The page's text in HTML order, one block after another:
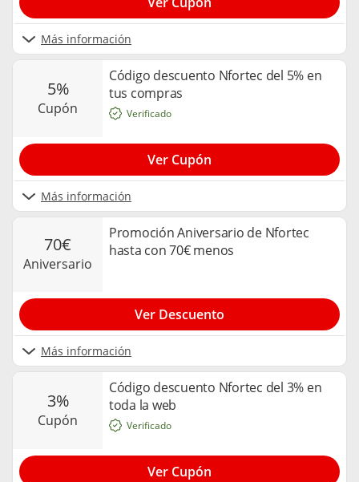
Más información
5%
cupón
Código descuento Nfortec del 5% en
tus compras
Más información
Verificado
Ver Cupón
70€
aniversario
Promoción Aniversario de Nfortec
hasta con 70€ menos
Más información
Ver Descuento
3%
cupón
Código descuento Nfortec del 3% en
toda la web
Verificado
Ver Cupón